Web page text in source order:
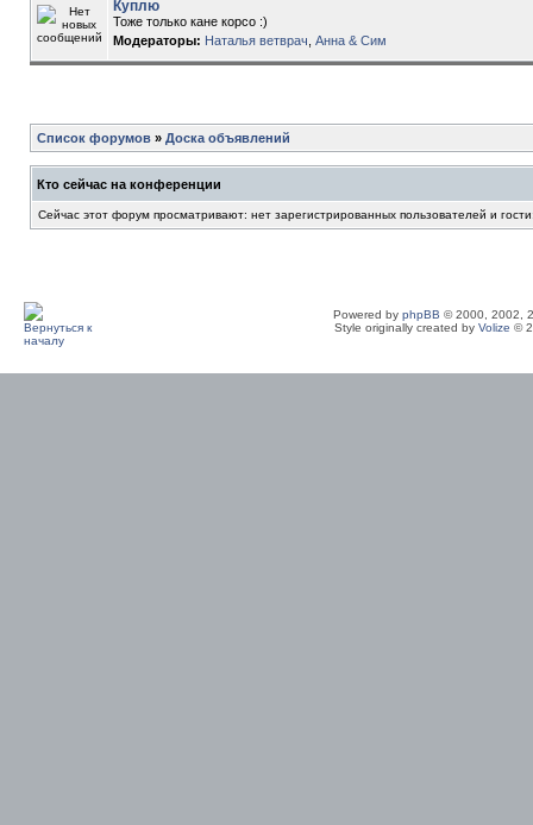
Куплю
Тоже только кане корсо :)
Модераторы: Наталья ветврач Анна & Сим
Список форумов » Доска объявлений
Кто сейчас на конференции
Сейчас этот форум просматривают: нет зарегистрированных пользователей и
Powered by phpBB © 2000, 2002,
Style originally created by Volize ©